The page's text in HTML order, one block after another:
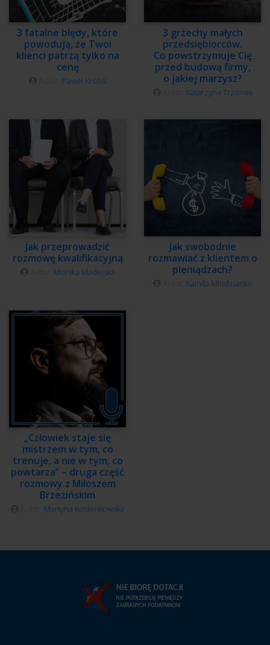
3 fatalne błędy, które
powodują, że Twoi
klienci patrzą tylko na
cenę
Paweł Królak
3 grzechy małych
przedsiębiorców.
Co powstrzymuje Cię
przed budową firmy,
o jakiej marzysz?
Katarzyna Trzonek
Jak przeprowadzić
rozmowę kwalifikacyjną
Monika Madejska
Jak swobodnie
rozmawiać z klientem o
pieniądzach?
Kamila Młodzianko
„Człowiek staje się
mistrzem w tym, co
trenuje, a nie w tym, co
powtarza” – druga część
rozmowy z Miłoszem
Brzezińskim
Martyna Kosienkowska